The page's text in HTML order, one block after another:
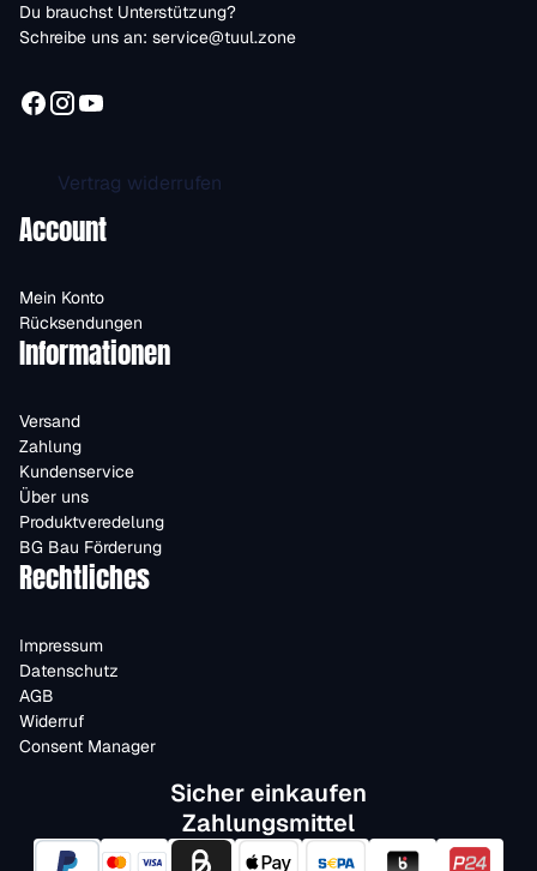
Du brauchst Unterstützung?
Schreibe uns an: service@tuul.zone
Vertrag widerrufen
Account
Mein Konto
Rücksendungen
Informationen
Versand
Zahlung
Kundenservice
Über uns
Produktveredelung
BG Bau Förderung
Rechtliches
Impressum
Datenschutz
AGB
Widerruf
Consent Manager
Sicher einkaufen
Zahlungsmittel